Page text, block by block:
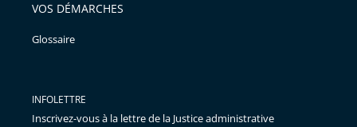
VOS DÉMARCHES
Glossaire
INFOLETTRE
Inscrivez-vous à la lettre de la Justice administrative